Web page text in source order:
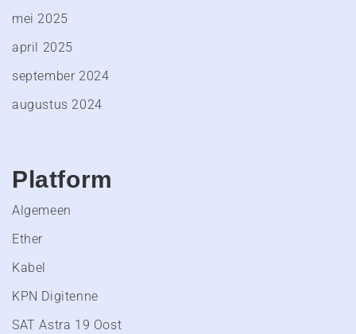
mei 2025
april 2025
september 2024
augustus 2024
Platform
Algemeen
Ether
Kabel
KPN Digitenne
SAT Astra 19 Oost